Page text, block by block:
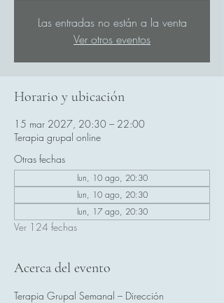
Las entradas no están a la venta
Ver otros eventos
Horario y ubicación
15 mar 2027, 20:30 – 22:00
Terapia grupal online
Otras fechas
lun, 10 ago, 20:30
lun, 10 ago, 20:30
lun, 17 ago, 20:30
Ver 124 fechas
Acerca del evento
Terapia Grupal Semanal – Dirección